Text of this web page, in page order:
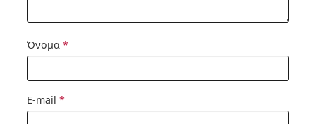
συσκευασία:
Άλλα
Υγρά Φακών Επαφής -
Όνομα *
E-mail *